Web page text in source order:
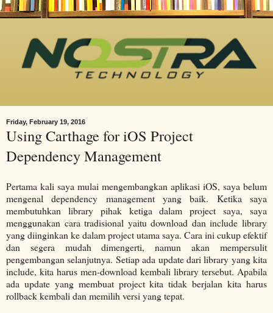
Friday, February 19, 2016
Using Carthage for iOS Project
Dependency Management
Pertama kali saya mulai mengembangkan aplikasi iOS, saya belum
mengenal dependency management yang baik. Ketika saya
membutuhkan library pihak ketiga dalam project saya, saya
menggunakan cara tradisional yaitu download dan include library
yang diinginkan ke dalam project utama saya. Cara ini cukup efektif
dan segera mudah dimengerti, namun akan mempersulit
pengembangan selanjutnya. Setiap ada update dari library yang kita
include, kita harus men-download kembali library tersebut. Apabila
ada update yang membuat project kita tidak berjalan kita harus
rollback kembali dan memilih versi yang tepat.